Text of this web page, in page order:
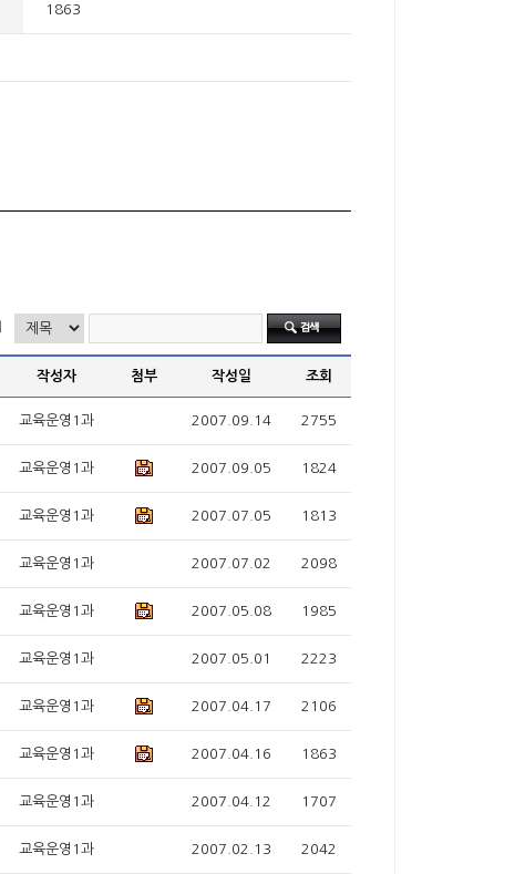
1863
작성자 첨부 작성일 조회
교육운영1과 2007.09.14 2755
교육운영1과 2007.09.05 1824
교육운영1과 2007.07.05 1813
교육운영1과 2007.07.02 2098
교육운영1과 2007.05.08 1985
교육운영1과 2007.05.01 2223
교육운영1과 2007.04.17 2106
교육운영1과 2007.04.16 1863
교육운영1과 2007.04.12 1707
교육운영1과 2007.02.13 2042